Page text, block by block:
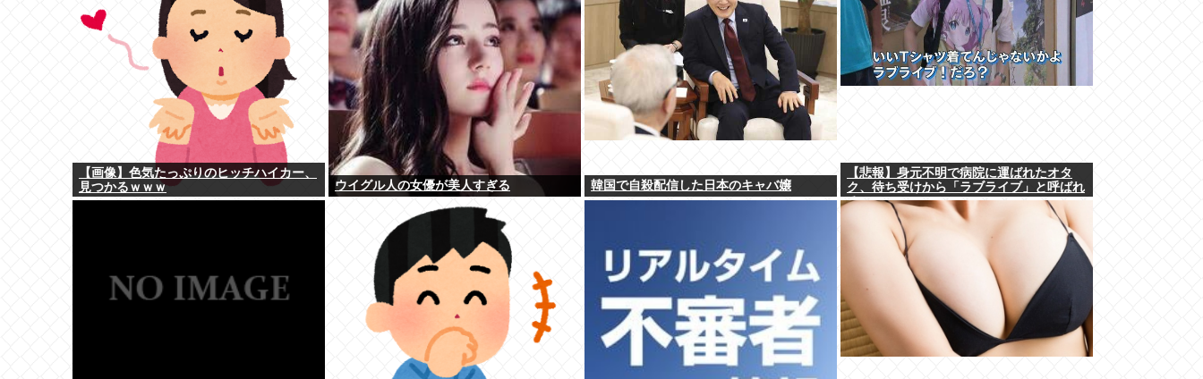
【画像】色気たっぷりのヒッチハイカー、
見つかるｗｗｗ
ウイグル人の女優が美人すぎる 韓国で自殺配信した日本のキャバ嬢
【悲報】身元不明で病院に運ばれたオタ
ク、待ち受けから「ラブライブ」と呼ばれ
るwww